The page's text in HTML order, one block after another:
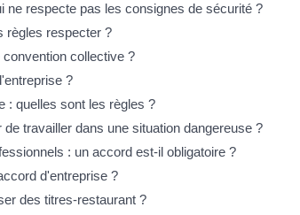
ne respecte pas les consignes de sécurité ?
règles respecter ?
collective ?
?
: quelles sont les règles ?
travailler dans une situation dangereuse ?
: un accord est-il obligatoire ?
d'entreprise ?
des titres-restaurant ?